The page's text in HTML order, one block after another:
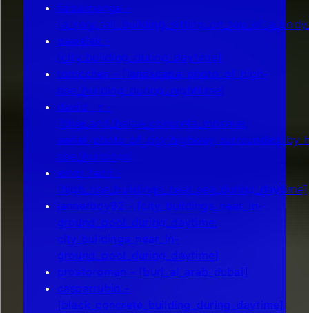
faisalmanga -
pawelek -
[city_building_during_daytime]
tomcchen - [landscape_photo_of_high-
rise_building_during_nighttime]
david__r -
[blue_and_beige_concrete_mosque,
rise_buildings]
emm_harri -
[high_rise_buildings_near_sea_during_daytime]
jannerboy62 - [city_buildings_near_in-
ground_pool_during_daytime,
city_buildings_near_in-
ground_pool_during_daytime]
prostoroman - [burj_al_arab_dubai]
casparrubin -
[black_concrete_building_during_daytime]